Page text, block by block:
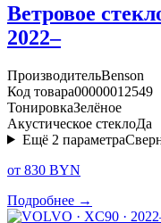
Ветровое
2022–
ПроизводительBenson
Код товара00000012549
ТонировкаЗелёное
Акустическое стеклоДа
Ещё 2 параметра
от 830 BYN
Подробнее →